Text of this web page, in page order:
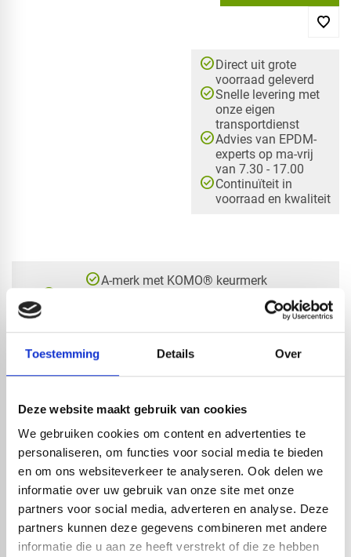
Toestemming Details Over
Deze website maakt gebruik van cookies
We gebruiken cookies om content en advertenties te
personaliseren, om functies voor social media te bieden
en om ons websiteverkeer te analyseren. Ook delen we
informatie over uw gebruik van onze site met onze
partners voor social media, adverteren en analyse. Deze
partners kunnen deze gegevens combineren met andere
informatie die u aan ze heeft verstrekt of die ze hebben
check_circleDirect uit grote
voorraad geleverd
check_circleSnelle levering met
onze eigen
transportdienst
check_circleAdvies van EPDM-
experts op ma-vrij
van 7.30 - 17.00
check_circleContinuïteit in
voorraad en kwaliteit
check_circleA-merk met KOMO® keurmerk
check_circle